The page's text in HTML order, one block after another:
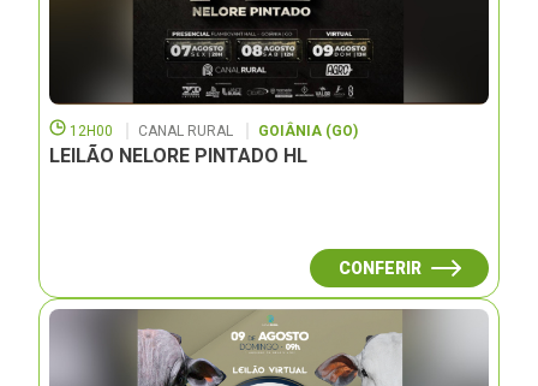
12H00 CANAL RURAL GOIÂNIA (GO)
LEILÃO NELORE PINTADO HL
CONFERIR